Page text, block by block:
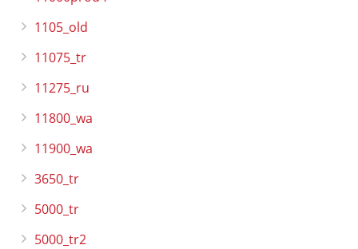
1105_old
11075_tr
11275_ru
11800_wa
11900_wa
3650_tr
5000_tr
5000_tr2